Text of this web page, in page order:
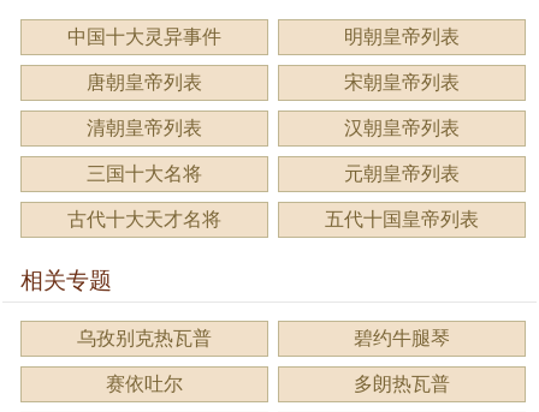
中国十大灵异事件 明朝皇帝列表
唐朝皇帝列表 宋朝皇帝列表
清朝皇帝列表 汉朝皇帝列表
三国十大名将 元朝皇帝列表
古代十大天才名将 五代十国皇帝列表
相关专题
乌孜别克热瓦普 碧约牛腿琴
赛依吐尔 多朗热瓦普